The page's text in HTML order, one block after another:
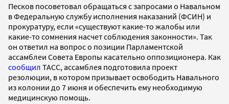
Песков посоветовал обращаться с запросами о Навальном
в Федеральную службу исполнения наказаний (ФСИН) и
прокуратуру, если «существуют какие-то жалобы или
какие-то сомнения насчет соблюдения законности». Так
он ответил на вопрос о позиции Парламентской
ассамблеи Совета Европы касательно оппозиционера. Как
сообщил ТАСС, ассамблея подготовила проект
резолюции, в котором призывает освободить Навального
из колонии до 7 июня и обеспечить ему необходимую
медицинскую помощь.